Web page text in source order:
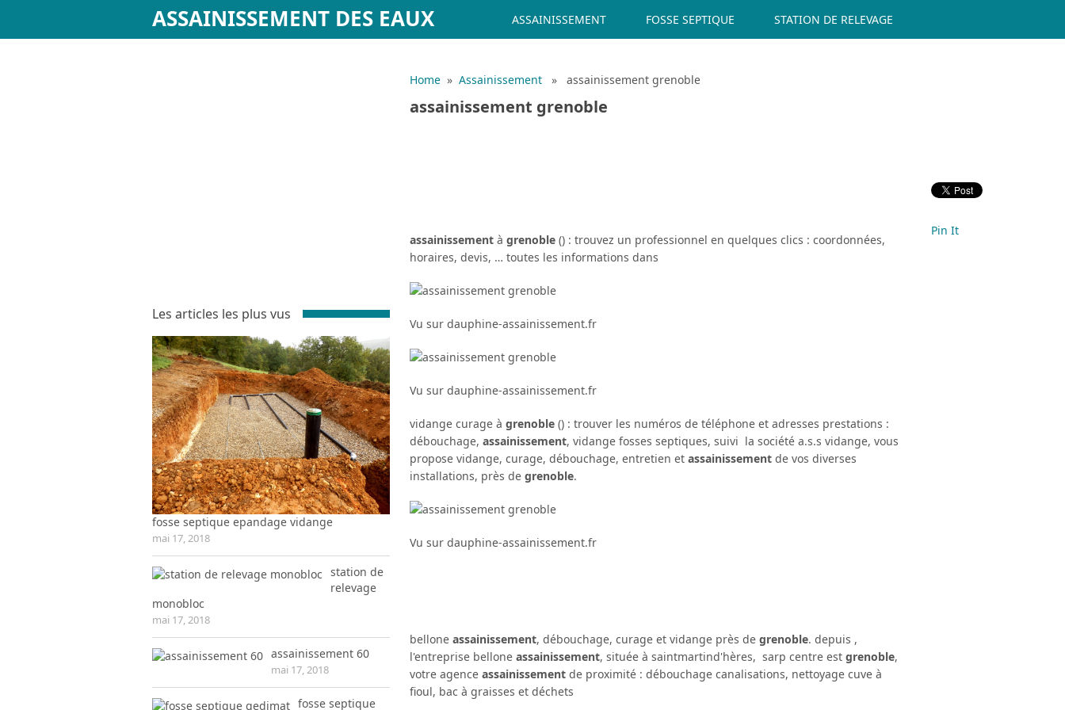
ASSAINISSEMENT DES EAUX ASSAINISSEMENT FOSSE SEPTIQUE STATION DE RELEVAGE
Home » Assainissement » assainissement grenoble
assainissement grenoble
assainissement à grenoble () : trouvez un professionnel en quelques clics : coordonnées,
horaires, devis, … toutes les informations dans
Vu sur dauphine-assainissement.fr
Vu sur dauphine-assainissement.fr
vidange curage à grenoble () : trouver les numéros de téléphone et adresses prestations :
débouchage, assainissement, vidange fosses septiques, suivi la société a.s.s vidange, vous
propose vidange, curage, débouchage, entretien et assainissement de vos diverses
installations, près de grenoble.
Vu sur dauphine-assainissement.fr
bellone assainissement, débouchage, curage et vidange près de grenoble. depuis ,
l'entreprise bellone assainissement, située à saintmartind'hères, sarp centre est grenoble,
votre agence assainissement de proximité : débouchage canalisations, nettoyage cuve à
fioul, bac à graisses et déchets
Pin It
Les articles les plus vus
fosse septique epandage vidange
mai 17, 2018
station de
relevage
monobloc
mai 17, 2018
assainissement 60
mai 17, 2018
fosse septique